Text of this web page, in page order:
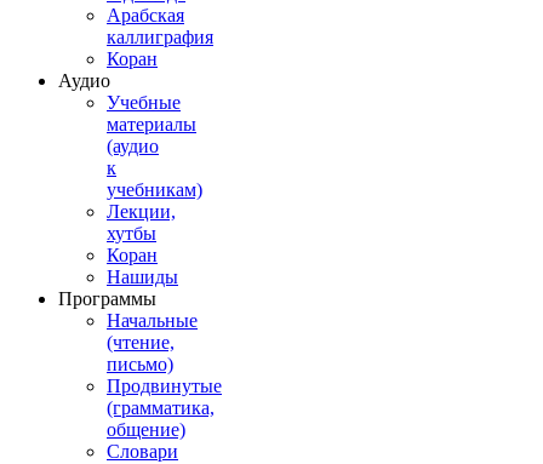
Арабская
каллиграфия
Коран
Аудио
Учебные
материалы
(аудио
к
учебникам)
Лекции,
хутбы
Коран
Нашиды
Программы
Начальные
(чтение,
письмо)
Продвинутые
(грамматика,
общение)
Словари